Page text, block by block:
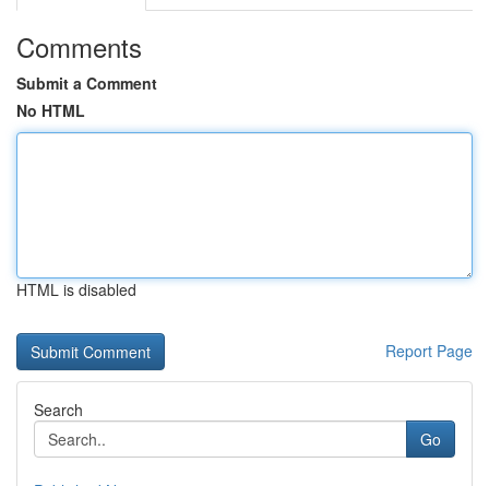
Comments
Submit a Comment
No HTML
HTML is disabled
Report Page
Search
Go